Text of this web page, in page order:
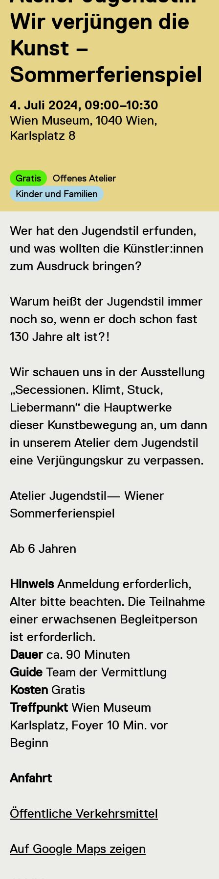
Wir verjüngen die
Kunst –
Sommerferienspiel
4. Juli 2024, 09:00–10:30
Wien Museum, 1040 Wien,
Karlsplatz 8
Kategorie:
Gratis Kategorie:
Offenes Atelier
Kategorie:
Kinder und Familien
Wer hat den Jugendstil erfunden,
und was wollten die Künstler:innen
zum Ausdruck bringen?
Warum heißt der Jugendstil immer
noch so, wenn er doch schon fast
130 Jahre alt ist?!
Wir schauen uns in der Ausstellung
„Secessionen. Klimt, Stuck,
Liebermann“ die Hauptwerke
dieser Kunstbewegung an, um dann
in unserem Atelier dem Jugendstil
eine Verjüngungskur zu verpassen.
Atelier Jugendstil— Wiener
Sommerferienspiel
Ab 6 Jahren
HinweisAnmeldung erforderlich,
Alter bitte beachten. Die Teilnahme
einer erwachsenen Begleitperson
ist erforderlich.
Dauerca. 90 Minuten
Guide Team der Vermittlung
Kosten Gratis
Treffpunkt Wien Museum
Karlsplatz, Foyer 10 Min. vor
Beginn
Anfahrt
Öffentliche Verkehrsmittel
Auf Google Maps zeigen